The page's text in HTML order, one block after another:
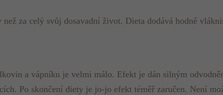
za celý svůj dosavadní život. Dieta dodává hodně
a vápníku je velmi málo. Efekt je dán silným
Po skončení diety je jo-jo efekt téměř zaručen. Není